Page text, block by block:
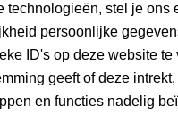
technologieën, stel je ons
persoonlijke
ID's op deze website te
geeft of deze
en functies nadelig